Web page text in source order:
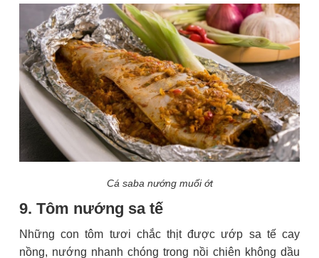
Cá saba nướng muối ớt
9. Tôm nướng sa tế
Những con tôm tươi chắc thịt được ướp sa tế cay
nồng, nướng nhanh chóng trong nồi chiên không dầu